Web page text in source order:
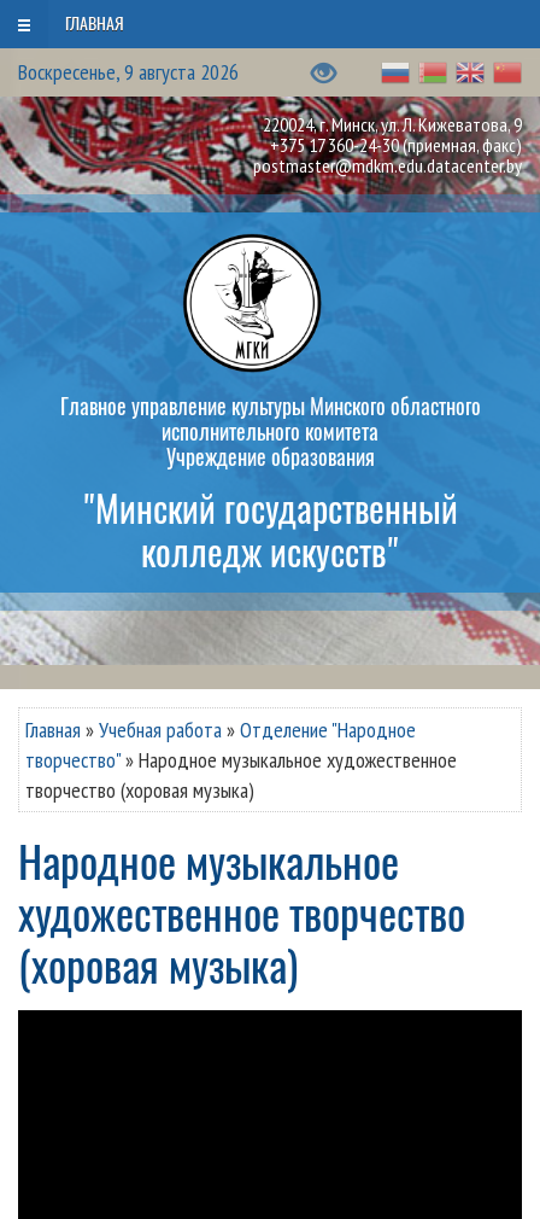
Воскресенье, 9 августа 2026
220024, г. Минск, ул. Л. Кижеватова, 9
+375 17 360-24-30(приемная, факс)
postmaster@mdkm.edu.datacenter.by
Главное управление культуры Минского областного
исполнительного комитета
Учреждение образования
"Минский государственный
колледж искусств"
ГЛАВНАЯ
Главная »Учебная работа »Отделение "Народное
творчество"»Народное музыкальное художественное
творчество (хоровая музыка)
Народное музыкальное
художественное творчество
(хоровая музыка)